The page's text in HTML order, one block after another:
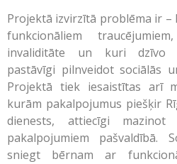
Projektā izvirzītā problēma ir –
funkcionāliem
invaliditāte un kuri dzīvo
pastāvīgi pilnveidot sociālās
Projektā tiek iesaistītas arī
kurām pakalpojumus piešķir
dienests, attiecīgi
pakalpojumiem pašvaldībā.
sniegt bērnam ar